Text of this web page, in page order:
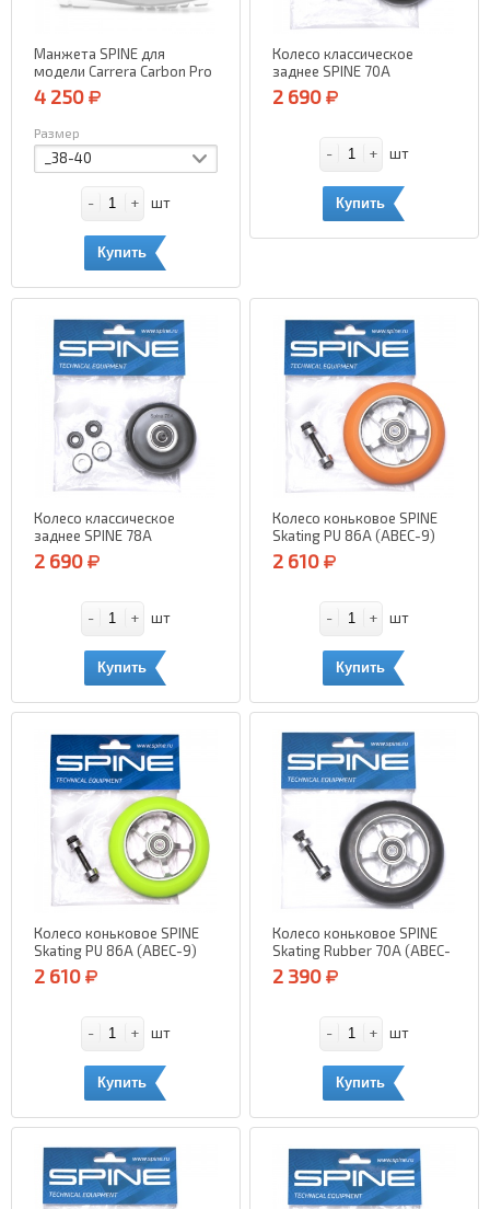
Манжета SPINE для
модели Carrera Carbon Pro
(левая)
4 250
Размер
_38-40
- + шт
Купить
Колесо классическое
заднее SPINE 70A
2 690
- + шт
Купить
Колесо классическое
заднее SPINE 78A
2 690
- + шт
Купить
Колесо коньковое SPINE
Skating PU 86A (ABEC-9)
(оранжевый)
2 610
- + шт
Купить
Колесо коньковое SPINE
Skating PU 86A (ABEC-9)
(зеленый)
2 610
- + шт
Купить
Колесо коньковое SPINE
Skating Rubber 70А (ABEC-
5)
2 390
- + шт
Купить